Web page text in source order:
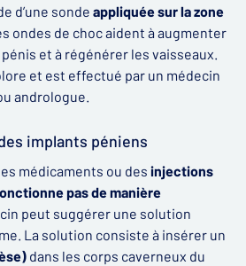
d’une sonde appliquée sur la zone
ondes de choc aident à augmenter
et à régénérer les vaisseaux.
et est effectué par un médecin
andrologue.
implants péniens
médicaments ou des injections
pas de manière
peut suggérer une solution
La solution consiste à insérer un
dans les corps caverneux du